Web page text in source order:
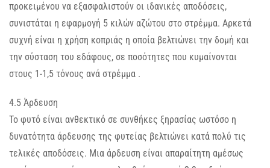
προκειμένου να εξασφαλιστούν οι ιδανικές αποδόσεις,
συνιστάται η εφαρμογή 5 κιλών αζώτου στο στρέμμα. Αρκετά
συχνή είναι η χρήση κοπριάς η οποία βελτιώνει την δομή και
την σύσταση του εδάφους, σε ποσότητες που κυμαίνονται
στους 1-1,5 τόνους ανά στρέμμα .
4.5 Άρδευση
Το φυτό είναι ανθεκτικό σε συνθήκες ξηρασίας ωστόσο η
δυνατότητα άρδευσης της φυτείας βελτιώνει κατά πολύ τις
τελικές αποδόσεις. Μια άρδευση είναι απαραίτητη αμέσως